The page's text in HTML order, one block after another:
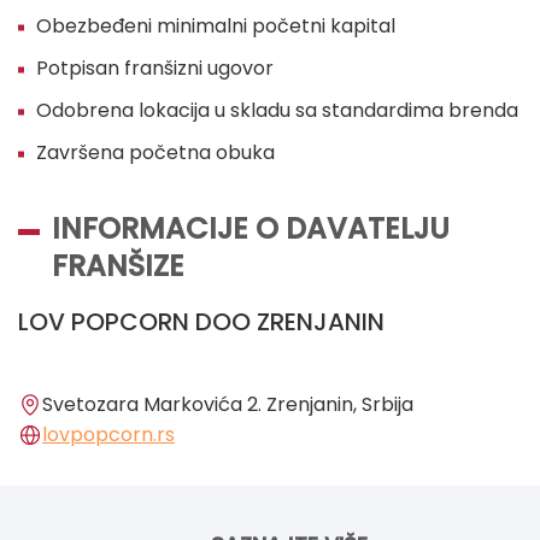
Obezbeđeni minimalni početni kapital
Potpisan franšizni ugovor
Odobrena lokacija u skladu sa standardima brenda
Završena početna obuka
INFORMACIJE O DAVATELJU
FRANŠIZE
LOV POPCORN DOO ZRENJANIN
Svetozara Markovića 2. Zrenjanin, Srbija
lovpopcorn.rs